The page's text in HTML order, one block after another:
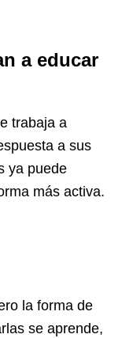
a educar
trabaja a
a sus
ya puede
más activa.
la forma de
se aprende,